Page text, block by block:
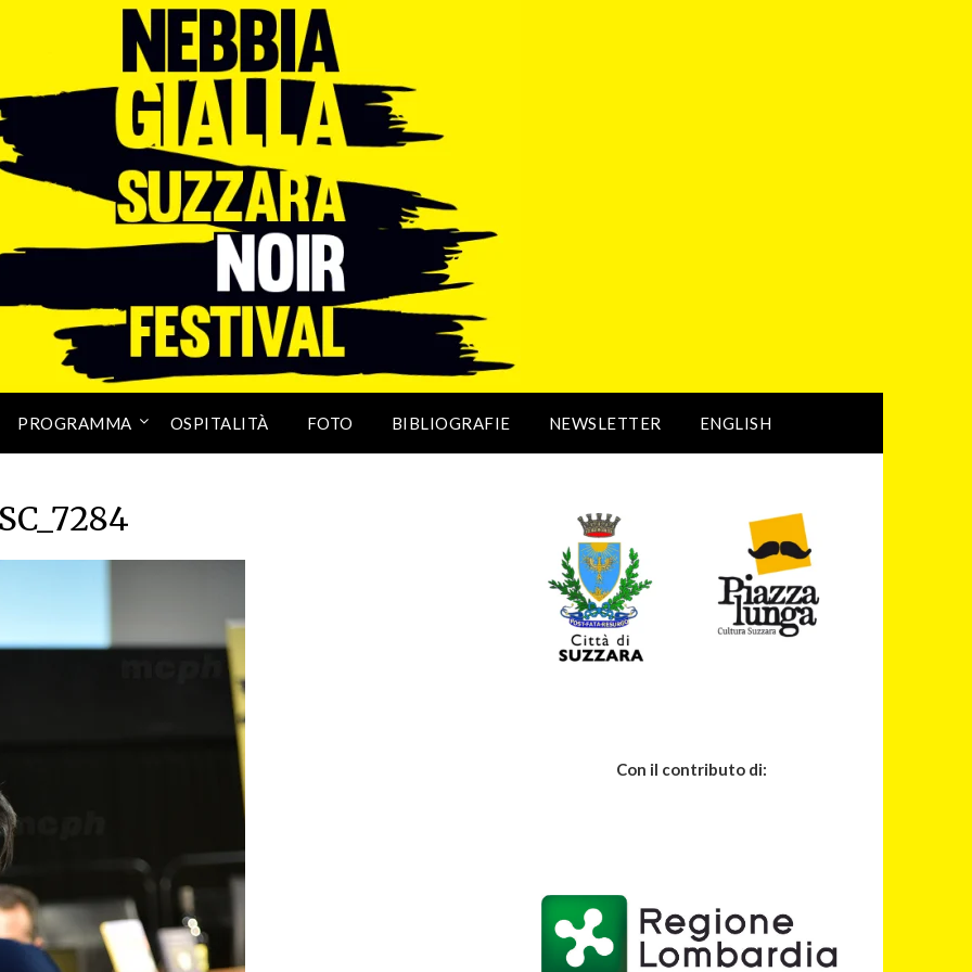
PROGRAMMA OSPITALITÀ FOTO BIBLIOGRAFIE NEWSLETTER ENGLISH
Con il contributo di: